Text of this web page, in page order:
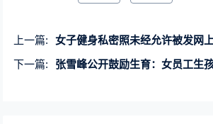
上一篇:
女子健身私密照未经允许被发网
下一篇:
张雪峰公开鼓励生育：女员工生孩子奖1万